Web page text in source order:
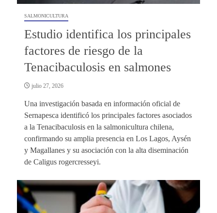
SALMONICULTURA
Estudio identifica los principales
factores de riesgo de la
Tenacibaculosis en salmones
julio 27, 2026
Una investigación basada en información oficial de
Sernapesca identificó los principales factores asociados
a la Tenacibaculosis en la salmonicultura chilena,
confirmando su amplia presencia en Los Lagos, Aysén
y Magallanes y su asociación con la alta diseminación
de Caligus rogercresseyi.